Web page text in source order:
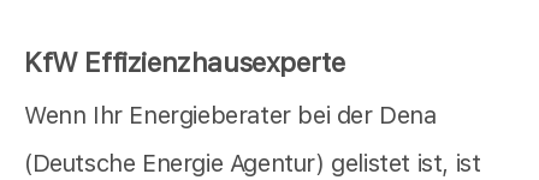
KfW Effizienzhausexperte
Wenn Ihr Energieberater bei der Dena
(Deutsche Energie Agentur) gelistet ist, ist